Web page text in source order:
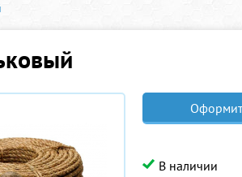
В наличии